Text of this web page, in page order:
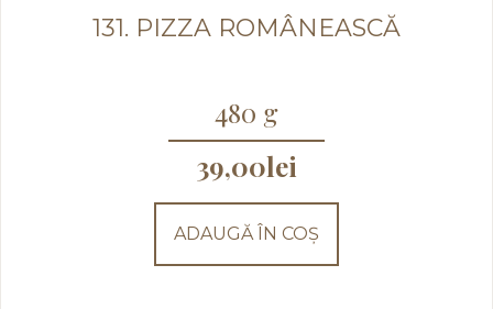
131. PIZZA ROMÂNEASCĂ
480 g
39,00lei
ADAUGĂ ÎN COȘ